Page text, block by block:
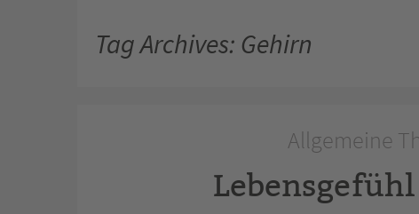
Tag Archives: Gehirn
Allgemeine